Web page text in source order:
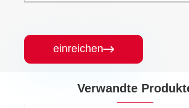
einreichen
Verwandte